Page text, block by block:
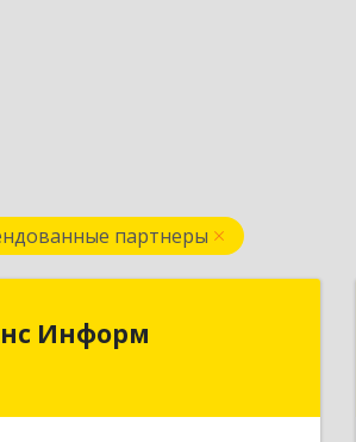
партнеры
Информ
Альянс Информ
Саратовская обл, Вольск г,